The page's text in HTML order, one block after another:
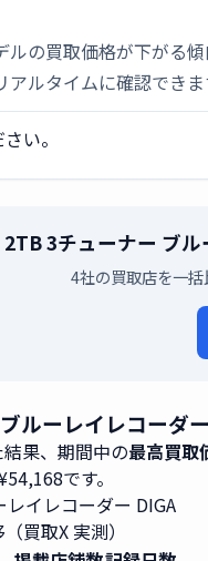
の買取価格が下がる
ルタイムに確認できま
い。
2TB 3チューナー ブ
4社の買取店を一括
ルーレイレコー
果、期間中の最高買取
です。
レイレコーダー DIGA
買取X 実測）